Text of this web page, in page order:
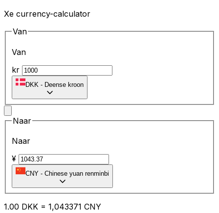
Xe currency-calculator
Van
Van
kr
DKK - Deense kroon
Naar
Naar
¥
CNY - Chinese yuan renminbi
1.00 DKK = 1,043371 CNY